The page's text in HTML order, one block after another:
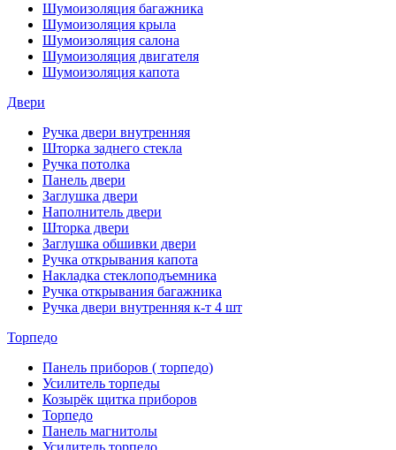
Шумоизоляция багажника
Шумоизоляция крыла
Шумоизоляция салона
Шумоизоляция двигателя
Шумоизоляция капота
Двери
Ручка двери внутренняя
Шторка заднего стекла
Ручка потолка
Панель двери
Заглушка двери
Наполнитель двери
Шторка двери
Заглушка обшивки двери
Ручка открывания капота
Накладка стеклоподъемника
Ручка открывания багажника
Ручка двери внутренняя к-т 4 шт
Торпедо
Панель приборов ( торпедо)
Усилитель торпеды
Козырёк щитка приборов
Торпедо
Панель магнитолы
Усилитель торпедо